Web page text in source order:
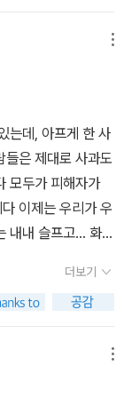
한 죽음이 남의 일
수가 없다그렇기
게도 알려주려고
두려움부당한 명
할까…상식이 통하
건 너무나 어렵지
서 살아갈 세상이
이었다. 허구가 첨
년이 겪었던 일을 소
었던 광주민중항
떤 일이 일어났는
이야기였다.지난
보고 듣고 겪었던
켰을 때, 아이들은
나, 2024년과 1
년 5월 18일엔,
고, 억눌렀던 본능
워 눈에 보이는 사
은 안타까운 피해
록되어 있어, 역사
군인들이 당장 책
는데, 아프게 한 사
들은 제대로 사과도
모두가 피해자가
이제는 우리가 우
슬프고... 화도
더보기